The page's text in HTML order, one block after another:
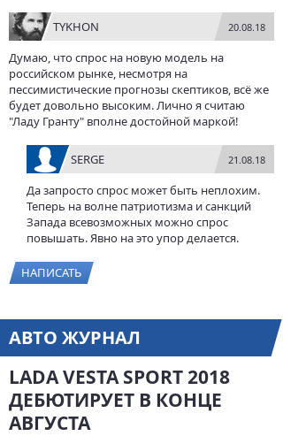
TYKHON 20.08.18
Думаю, что спрос на новую модель на
российском рынке, несмотря на
пессимистические прогнозы скептиков, всё же
будет довольно высоким. Лично я считаю
"Ладу Гранту" вполне достойной маркой!
SERGE 21.08.18
Да запросто спрос может быть неплохим.
Теперь на волне патриотизма и санкций
Запада всевозможных можно спрос
повышать. Явно на это упор делается.
НАПИСАТЬ
АВТО ЖУРНАЛ
LADA VESTA SPORT 2018
ДЕБЮТИРУЕТ В КОНЦЕ
АВГУСТА